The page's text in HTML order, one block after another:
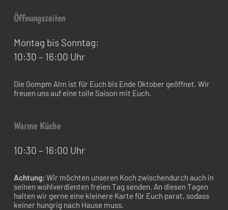
Öffnungszeiten
Montag bis Sonntag:
10:30 – 16:00 Uhr
Die Gompm Alm ist für Euch bis Ende Oktober geöffnet. Wir
freuen uns auf eine tolle Saison mit Euch.
Warme Küche
10:30 – 16:00 Uhr
Achtung: Wir möchten unseren Koch zwischendurch auch in
seinen wohlverdienten freien Tag senden. An diesen Tagen
halten wir gerne eine kleinere Karte für Euch parat, sodass
keiner hungrig nach Hause muss.